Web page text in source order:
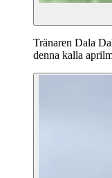
Tränaren Dala
denna kalla